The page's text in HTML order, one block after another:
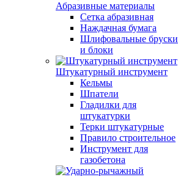
Абразивные материалы
Сетка абразивная
Наждачная бумага
Шлифовальные бруски
и блоки
Штукатурный инструмент
Кельмы
Шпатели
Гладилки для
штукатурки
Терки штукатурные
Правило строительное
Инструмент для
газобетона